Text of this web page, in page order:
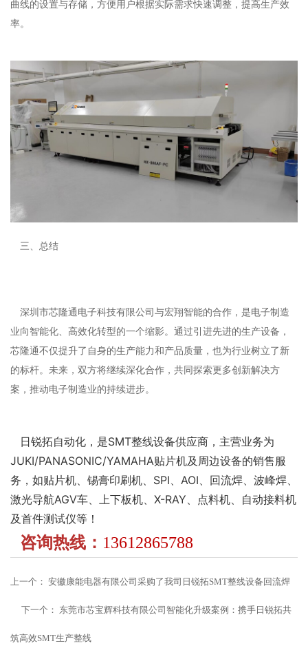
曲线的设置与存储，方便用户根据实际需求快速调整，提高生产效
率。
三、 总结
深圳市芯隆通电子科技有限公司与宏翔智能的合作，是电子制造
业向智能化、高效化转型的一个缩影。通过引进先进的生产设备，
芯隆通不仅提升了自身的生产能力和产品质量，也为行业树立了新
的标杆。未来，双方将继续深化合作，共同探索更多创新解决方
案，推动电子制造业的持续进步。
日锐拓自动化，是SMT整线设备供应商，主营业务为
JUKI/PANASONIC/YAMAHA贴片机及周边设备的销售服
务，如贴片机、锡膏印刷机、SPI、AOI、回流焊、波峰焊、
激光导航AGV车、上下板机、X-RAY、点料机、自动接料机
及首件测试仪等！
咨询热线： 13612865788
上一个： 安徽康能电器有限公司采购了我司日锐拓SMT整线设备回流焊
下一个： 东莞市芯宝辉科技有限公司智能化升级案例：携手日锐拓共
筑高效SMT生产整线